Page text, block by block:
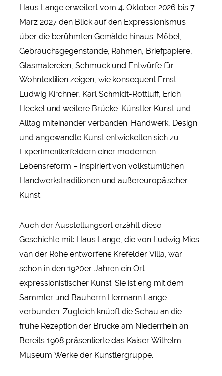
Haus Lange erweitert vom 4. Oktober 2026 bis 7.
März 2027 den Blick auf den Expressionismus
über die berühmten Gemälde hinaus. Möbel,
Gebrauchsgegenstände, Rahmen, Briefpapiere,
Glasmalereien, Schmuck und Entwürfe für
Wohntextilien zeigen, wie konsequent Ernst
Ludwig Kirchner, Karl Schmidt-Rottluff, Erich
Heckel und weitere Brücke-Künstler Kunst und
Alltag miteinander verbanden. Handwerk, Design
und angewandte Kunst entwickelten sich zu
Experimentierfeldern einer modernen
Lebensreform – inspiriert von volkstümlichen
Handwerkstraditionen und außereuropäischer
Kunst.
Auch der Ausstellungsort erzählt diese
Geschichte mit: Haus Lange, die von Ludwig Mies
van der Rohe entworfene Krefelder Villa, war
schon in den 1920er-Jahren ein Ort
expressionistischer Kunst. Sie ist eng mit dem
Sammler und Bauherrn Hermann Lange
verbunden. Zugleich knüpft die Schau an die
frühe Rezeption der Brücke am Niederrhein an.
Bereits 1908 präsentierte das Kaiser Wilhelm
Museum Werke der Künstlergruppe.